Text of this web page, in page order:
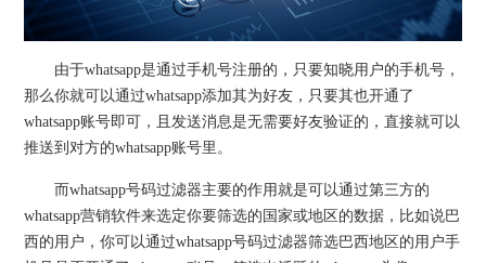
由于whatsapp是通过手机号注册的，只要知晓用户的手机号，
那么你就可以通过whatsapp添加其为好友，只要其也开通了
whatsapp账号即可，且发送消息是无需要好友验证的，直接就可以
推送到对方的whatsapp账号里。
而whatsapp号码过滤器主要的作用就是可以通过第三方的
whatsapp营销软件来选定你要筛选的国家或地区的数据，比如说巴
西的用户，你可以通过whatsapp号码过滤器筛选巴西地区的用户手